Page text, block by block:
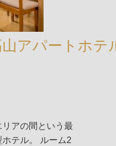
アパートホテ
アの間という最
テル。 ルーム2